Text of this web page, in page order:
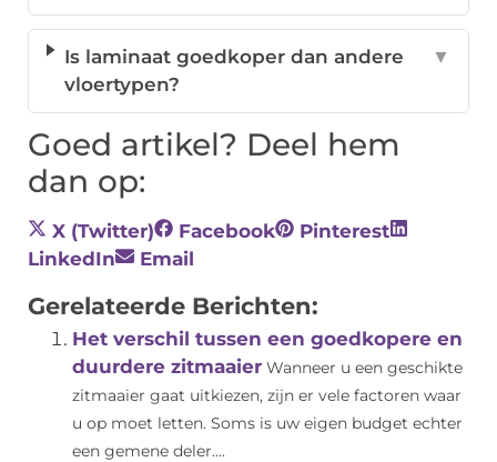
Is laminaat goedkoper dan andere
vloertypen?
▼
Goed artikel? Deel hem
dan op:
X (Twitter) Facebook
Pinterest
LinkedIn
Email
Gerelateerde Berichten:
Het verschil tussen een goedkopere en
duurdere zitmaaier Wanneer u een geschikte
zitmaaier gaat uitkiezen, zijn er vele factoren waar
u op moet letten. Soms is uw eigen budget echter
een gemene deler....